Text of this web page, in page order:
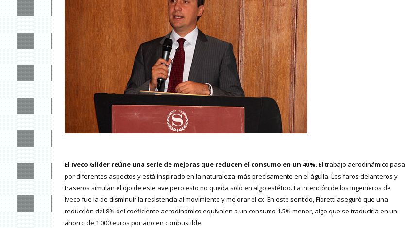
El Iveco Glider reúne una serie de mejoras que reducen el consumo en un 40%. El trabajo aerodinámico pasa
por diferentes aspectos y está inspirado en la naturaleza, más precisamente en el águila. Los faros delanteros y
traseros simulan el ojo de este ave pero esto no queda sólo en algo estético. La intención de los ingenieros de
Iveco fue la de disminuir la resistencia al movimiento y mejorar el cx. En este sentido, Fioretti aseguró que una
reducción del 8% del coeficiente aerodinámico equivalen a un consumo 1.5% menor, algo que se traduciría en un
ahorro de 1.000 euros por año en combustible.